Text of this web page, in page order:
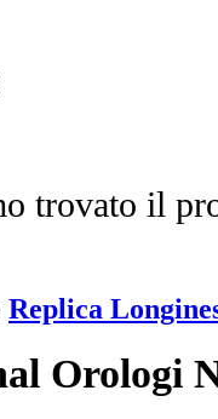
trovato il
Replica
Orologi